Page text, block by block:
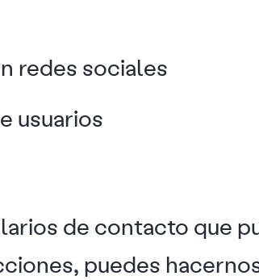
redes sociales
usuarios
de contacto que
puedes